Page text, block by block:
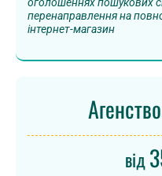
перенаправлення на
інтернет-магазин
від